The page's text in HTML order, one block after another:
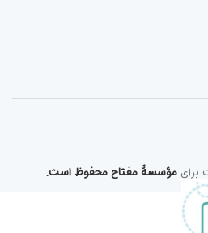
برایمؤسسۀ مفتاح محفوظ است.